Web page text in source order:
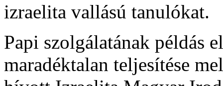
izraelita vallású tanulókat.
Papi szolgálatának példás
maradéktalan teljesítése